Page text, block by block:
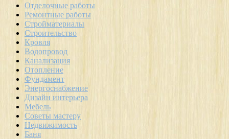
Отделочные работы
Ремонтные работы
Стройматериалы
Строительство
Кровля
Водопровод
Канализация
Отопление
Фундамент
Энергоснабжение
Дизайн интерьера
Мебель
Советы мастеру
Недвижимость
Баня